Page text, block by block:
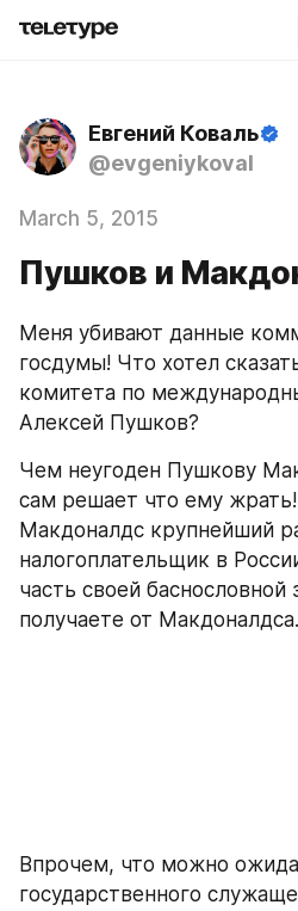
Евгений Коваль
@evgeniykoval
March 5, 2015
Пушков и
Меня убивают данные
госдумы! Что хотел
комитета по
Алексей Пушков?
Чем неугоден Пушкову
сам решает что ему
Макдоналдс крупнейший
налогоплательщик в
часть своей
получаете от Макдоналдса.
Впрочем, что можно
государственного